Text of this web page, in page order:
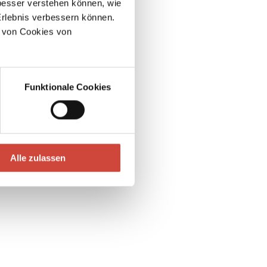
verstehen können, wie
verbessern können.
Cookies von
Funktionale Cookies
Alle zulassen
Suter